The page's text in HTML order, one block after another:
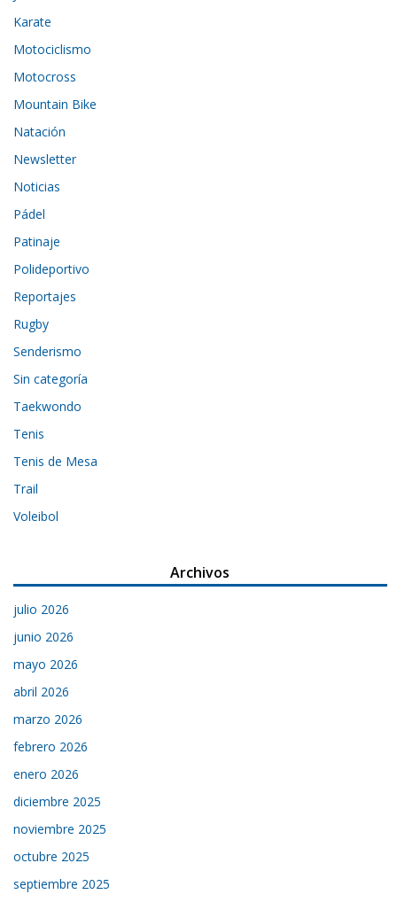
Karate
Motociclismo
Motocross
Mountain Bike
Natación
Newsletter
Noticias
Pádel
Patinaje
Polideportivo
Reportajes
Rugby
Senderismo
Sin categoría
Taekwondo
Tenis
Tenis de Mesa
Trail
Voleibol
Archivos
julio 2026
junio 2026
mayo 2026
abril 2026
marzo 2026
febrero 2026
enero 2026
diciembre 2025
noviembre 2025
octubre 2025
septiembre 2025